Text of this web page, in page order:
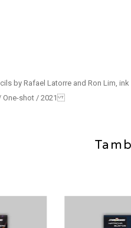
by Rafael Latorre and Ron Lim,
One-shot / 2021